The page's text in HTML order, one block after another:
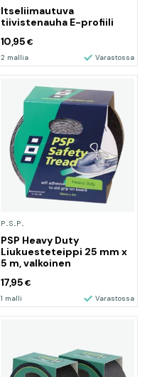
Itseliimautuva
tiivistenauha E-profiili
10,95 €
2 mallia Varastossa
P.S.P.
PSP Heavy Duty
Liukuesteteippi 25 mm x
5 m, valkoinen
17,95 €
1 malli Varastossa